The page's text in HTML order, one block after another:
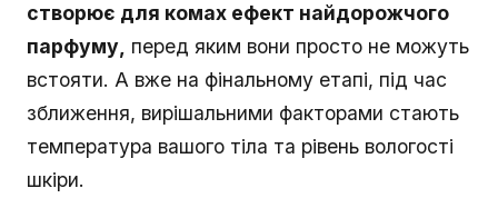
створює для комах ефект найдорожчого
парфуму, перед яким вони просто не можуть
встояти. А вже на фінальному етапі, під час
зближення, вирішальними факторами стають
температура вашого тіла та рівень вологості
шкіри.